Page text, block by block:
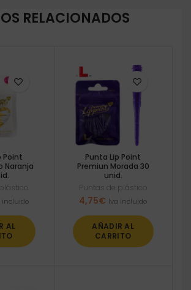
RELACIONADOS
Point
Naranja
incluido
AL
Punta Lip Point
Premiun Morada 30
unid.
Puntas de plástico
4,75€ Iva incluido
AÑADIR AL
CARRITO